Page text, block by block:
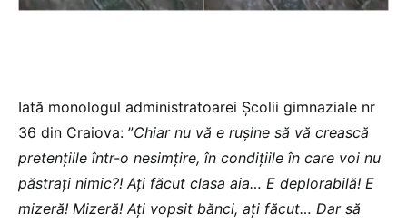
Iată monologul administratoarei Școlii gimnaziale nr
36 din Craiova: ”Chiar nu vă e ruşine să vă crească
pretenţiile într-o nesimţire, în condiţiile în care voi nu
păstraţi nimic?! Aţi făcut clasa aia… E deplorabilă! E
mizeră! Mizeră! Aţi vopsit bănci, aţi făcut… Dar să